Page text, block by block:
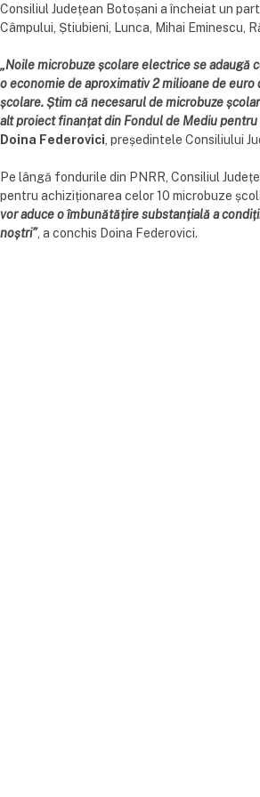
Consiliul Județean Botoșani a încheiat un
Câmpului, Știubieni, Lunca, Mihai Eminescu,
„Noile microbuze școlare electrice se adaugă
o economie de aproximativ 2 milioane de
școlare. Știm că necesarul de microbuze
alt proiect finanțat din Fondul de Mediu
Doina Federovici , președintele Consiliului
Pe lângă fondurile din PNRR, Consiliul
pentru achiziționarea celor 10 microbuze
vor aduce o îmbunătățire substanțială a
noștri”, a conchis Doina Federovici.